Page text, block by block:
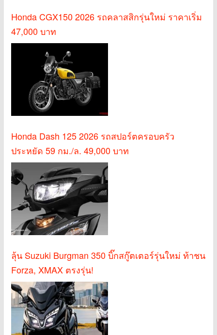
Honda CGX150 2026 รถคลาสสิกรุ่นใหม่ ราคาเริ่ม
47,000 บาท
Honda Dash 125 2026 รถสปอร์ตครอบครัว
ประหยัด 59 กม./ล. 49,000 บาท
ลุ้น Suzuki Burgman 350 บิ๊กสกู๊ตเตอร์รุ่นใหม่ ท้าชน
Forza, XMAX ตรงรุ่น!